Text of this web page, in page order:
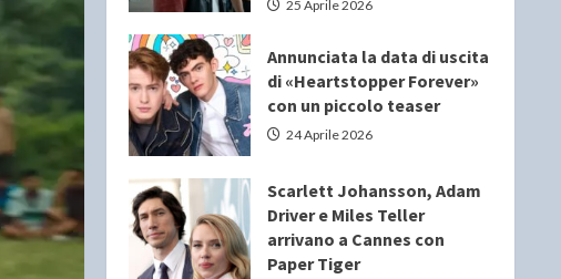
25 Aprile 2026
Annunciata la data di uscita
di «Heartstopper Forever»
con un piccolo teaser
24 Aprile 2026
Scarlett Johansson, Adam
Driver e Miles Teller
arrivano a Cannes con
Paper Tiger